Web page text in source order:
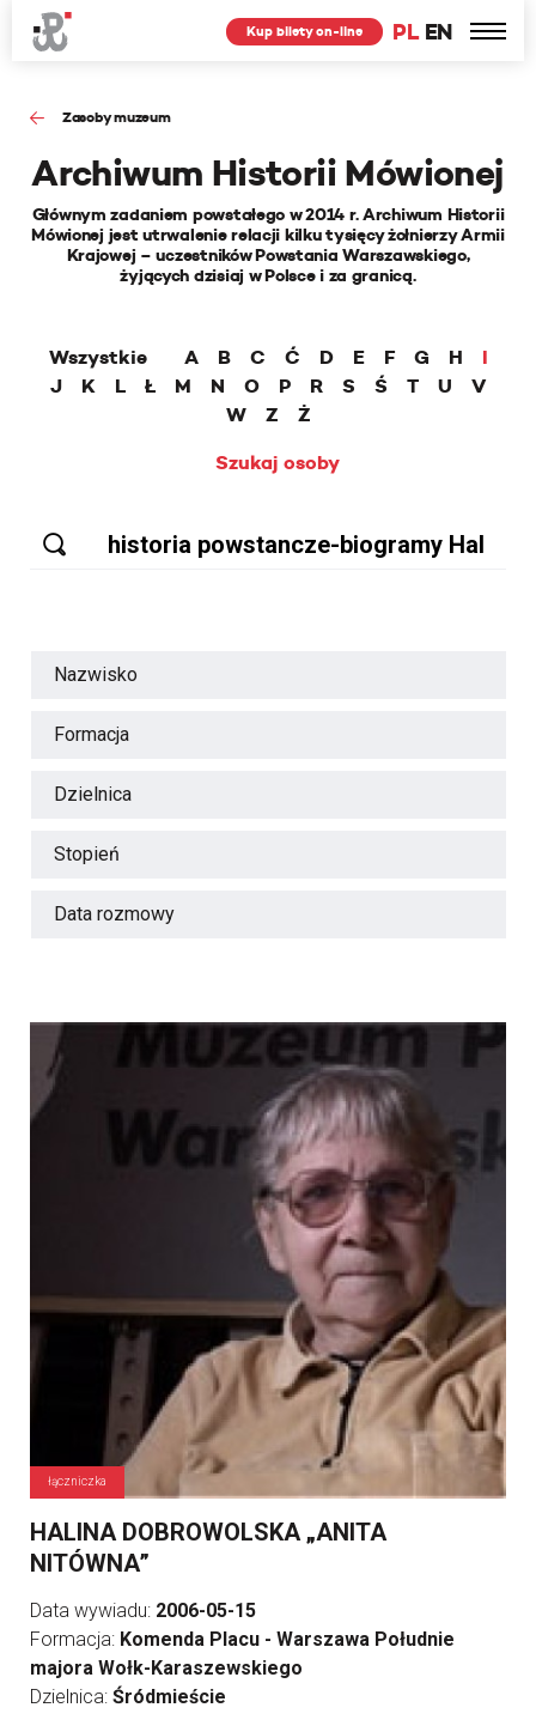
PL EN
Kup bilety on-line
Zasoby muzeum
Archiwum Historii Mówionej
Głównym zadaniem powstałego w 2014 r. Archiwum Historii
Mówionej jest utrwalenie relacji kilku tysięcy żołnierzy Armii
Krajowej – uczestników Powstania Warszawskiego,
żyjących dzisiaj w Polsce i za granicą.
Wszystkie A B C Ć D E F G H
I
J
K L Ł M N O P R S Ś T U
V
W
Z
Ż
Szukaj osoby
Nazwisko
Formacja
Dzielnica
Stopień
Data rozmowy
łączniczka
HALINA DOBROWOLSKA „ANITA
NITÓWNA”
Data wywiadu: 2006-05-15
Formacja: Komenda Placu - Warszawa Południe
majora Wołk-Karaszewskiego
Dzielnica: Śródmieście